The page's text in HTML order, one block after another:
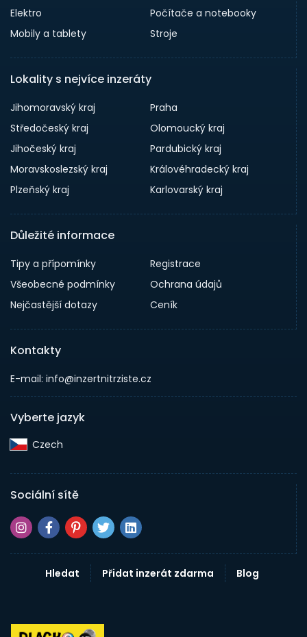
Elektro
Počítače a notebooky
Mobily a tablety
Stroje
Lokality s nejvíce inzeráty
Jihomoravský kraj
Praha
Středočeský kraj
Olomoucký kraj
Jihočeský kraj
Pardubický kraj
Moravskoslezský kraj
Královéhradecký kraj
Plzeňský kraj
Karlovarský kraj
Důležité informace
Tipy a přípomínky
Registrace
Všeobecné podmínky
Ochrana údajů
Nejčastější dotazy
Ceník
Kontakty
E-mail: info@inzertnitrziste.cz
Vyberte jazyk
Czech‎
Sociální sítě
Hledat Přidat inzerát zdarma Blog